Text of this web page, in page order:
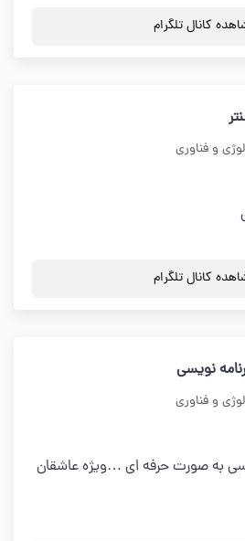
کانال تلگرام
و فناوری
کانال تلگرام
نویسی
و فناوری
به صورت حرفه ای …ویژه عاشقان